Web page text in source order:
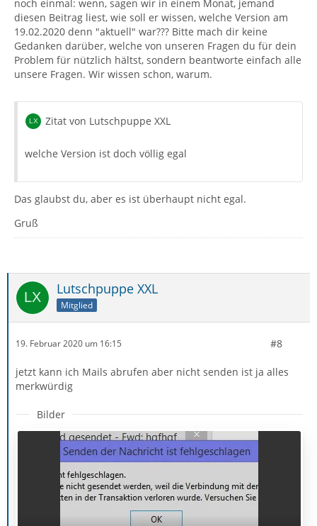
noch einmal: wenn, sagen wir in einem Monat, jemand
diesen Beitrag liest, wie soll er wissen, welche Version am
19.02.2020 denn "aktuell" war??? Bitte mach dir keine
Gedanken darüber, welche von unseren Fragen du für dein
Problem für nützlich hältst, sondern beantworte einfach alle
unsere Fragen. Wir wissen schon, warum.
Zitat von Lutschpuppe XXL
welche Version ist doch völlig egal
Das glaubst du, aber es ist überhaupt nicht egal.
Gruß
Lutschpuppe XXL
Mitglied
19. Februar 2020 um 16:15 #8
jetzt kann ich Mails abrufen aber nicht senden ist ja alles
merkwürdig
Bilder